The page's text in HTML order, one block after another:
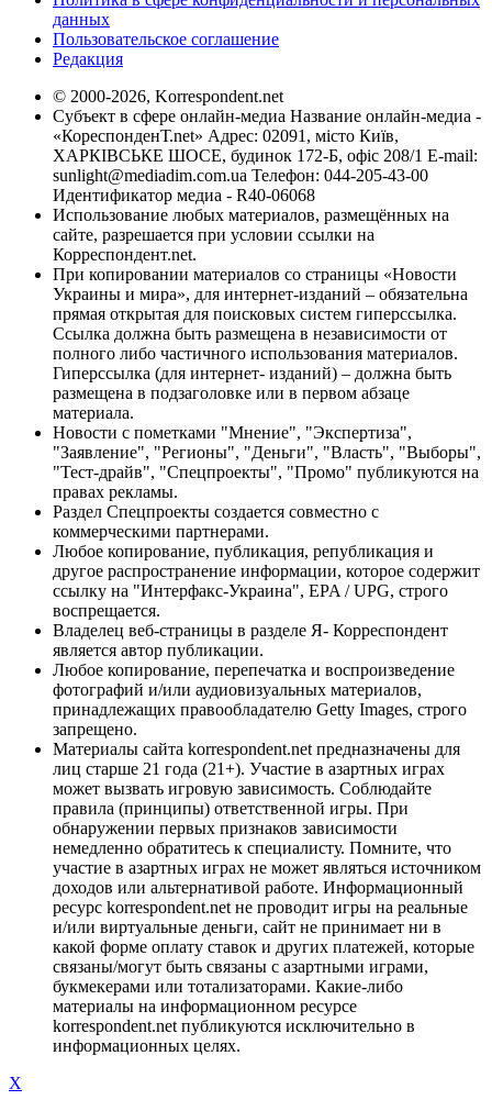
данных
Пользовательское соглашение
Редакция
© 2000-2026, Korrespondent.net
Субъект в сфере онлайн-медиа Название онлайн-медиа -
«КореспонденТ.net» Адрес: 02091, місто Київ,
ХАРКІВСЬКЕ ШОСЕ, будинок 172-Б, офіс 208/1 E-mail:
sunlight@mediadim.com.ua Телефон: 044-205-43-00
Идентификатор медиа - R40-06068
Использование любых материалов, размещённых на
сайте, разрешается при условии ссылки на
Корреспондент.net.
При копировании материалов со страницы «Новости
Украины и мира», для интернет-изданий – обязательна
прямая открытая для поисковых систем гиперссылка.
Ссылка должна быть размещена в независимости от
полного либо частичного использования материалов.
Гиперссылка (для интернет- изданий) – должна быть
размещена в подзаголовке или в первом абзаце
материала.
Новости с пометками "Мнение", "Экспертиза",
"Заявление", "Регионы", "Деньги", "Власть", "Выборы",
"Тест-драйв", "Спецпроекты", "Промо" публикуются на
правах рекламы.
Раздел Спецпроекты создается совместно с
коммерческими партнерами.
Любое копирование, публикация, републикация и
другое распространение информации, которое содержит
ссылку на "Интерфакс-Украина", EPA / UPG, строго
воспрещается.
Владелец веб-страницы в разделе Я- Корреспондент
является автор публикации.
Любое копирование, перепечатка и воспроизведение
фотографий и/или аудиовизуальных материалов,
принадлежащих правообладателю Getty Images, строго
запрещено.
Материалы сайта korrespondent.net предназначены для
лиц старше 21 года (21+). Участие в азартных играх
может вызвать игровую зависимость. Соблюдайте
правила (принципы) ответственной игры. При
обнаружении первых признаков зависимости
немедленно обратитесь к специалисту. Помните, что
участие в азартных играх не может являться источником
доходов или альтернативой работе. Информационный
ресурс korrespondent.net не проводит игры на реальные
и/или виртуальные деньги, сайт не принимает ни в
какой форме оплату ставок и других платежей, которые
связаны/могут быть связаны с азартными играми,
букмекерами или тотализаторами. Какие-либо
материалы на информационном ресурсе
korrespondent.net публикуются исключительно в
информационных целях.
X